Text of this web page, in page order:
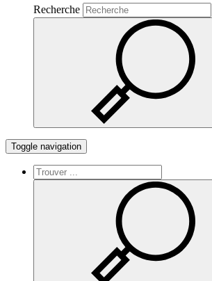
Recherche
Toggle navigation